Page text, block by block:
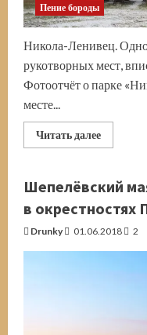
Пение бороды
Никола-Ленивец.
рукотворных мест,
Фотоотчёт о парке
месте...
Читать далее
больше
парке
Ленивец.
авто
Шепелёвский
в окрестностях
Drunky 01.06.2018 2